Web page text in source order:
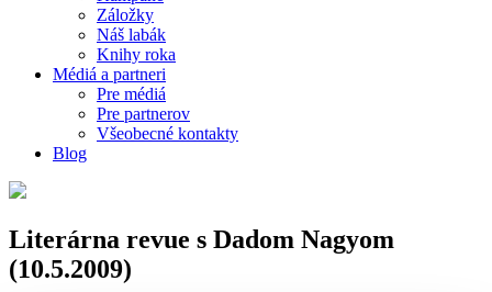
Záložky
Náš labák
Knihy roka
Médiá a partneri
Pre médiá
Pre partnerov
Všeobecné kontakty
Blog
Literárna revue s Dadom Nagyom
(10.5.2009)